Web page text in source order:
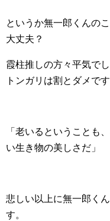
というか無一郎くんの
大丈夫？
霞柱推しの方々平気で
トンガリは割とダメです
「老いるということも
い生き物の美しさだ」
悲しい以上に無一郎く
す。